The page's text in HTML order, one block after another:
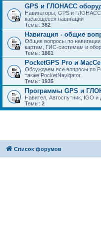
GPS и ГЛОНАСС
Навигаторы, GPS и ГЛОНАСС
касающееся навигации
Темы: 362
Навигация - общие
Общие вопросы по
картам, ГИС-системам и
Темы: 1861
PocketGPS Pro и
Обсуждаем все вопросы по
также PocketNavigator.
Темы: 1935
Программы GPS и
Навител, Автоспутник, IGO
Темы: 2
Список форумов